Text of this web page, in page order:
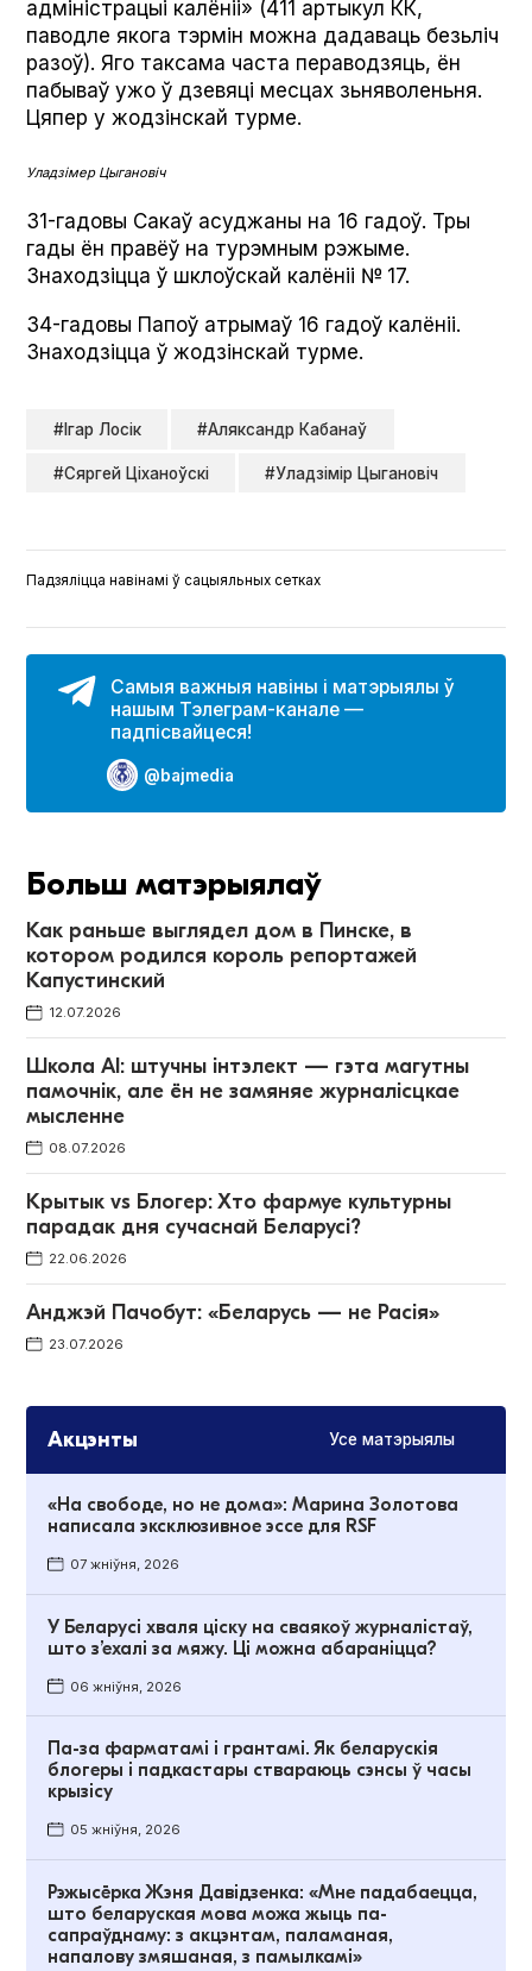
адміністрацыі калёніі» (411 артыкул КК,
паводле якога тэрмін можна дадаваць безьліч
разоў). Яго таксама часта пераводзяць, ён
пабываў ужо ў дзевяці месцах зьняволеньня.
Цяпер у жодзінскай турме.
Уладзімер Цыгановіч
31-гадовы Сакаў асуджаны на 16 гадоў. Тры
гады ён правёў на турэмным рэжыме.
Знаходзіцца ў шклоўскай калёніі № 17.
34-гадовы Папоў атрымаў 16 гадоў калёніі.
Знаходзіцца ў жодзінскай турме.
#Ігар Лосік #Аляксандр Кабанаў
#Сяргей Ціханоўскі #Уладзімір Цыгановіч
Падзяліцца навінамі ў сацыяльных сетках
Самыя важныя навіны і матэрыялы ў
нашым Тэлеграм-канале —
падпісвайцеся!
@bajmedia
Больш матэрыялаў
Как раньше выглядел дом в Пинске, в
котором родился король репортажей
Капустинский
12.07.2026
Школа AI: штучны інтэлект — гэта магутны
памочнік, але ён не замяняе журналісцкае
мысленне
08.07.2026
Крытык vs Блогер: Хто фармуе культурны
парадак дня сучаснай Беларусі?
22.06.2026
Анджэй Пачобут: «Беларусь — не Расія»
23.07.2026
Акцэнты Усе матэрыялы
«На свободе, но не дома»: Марина Золотова
написала эксклюзивное эссе для RSF
07 жніўня, 2026
У Беларусі хваля ціску на сваякоў журналістаў,
што з’ехалі за мяжу. Ці можна абараніцца?
06 жніўня, 2026
Па-за фарматамі і грантамі. Як беларускія
блогеры і падкастары ствараюць сэнсы ў часы
крызісу
05 жніўня, 2026
Рэжысёрка Жэня Давідзенка: «Мне падабаецца,
што беларуская мова можа жыць па-
сапраўднаму: з акцэнтам, паламаная,
напалову змяшаная, з памылкамі»